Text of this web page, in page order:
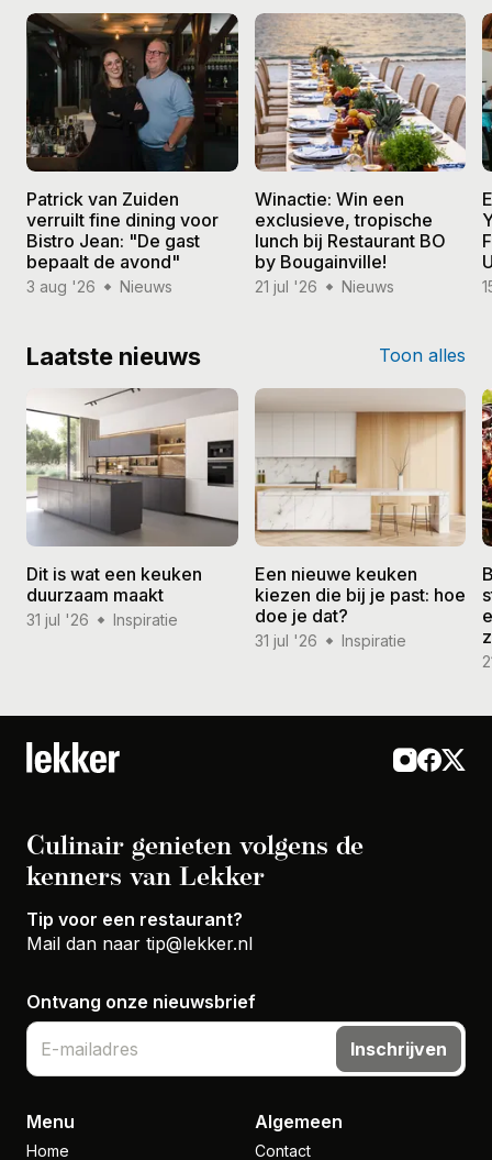
Patrick van Zuiden
verruilt fine dining voor
Bistro Jean: "De gast
bepaalt de avond"
3 aug '26 Nieuws
Winactie: Win een
exclusieve, tropische
lunch bij Restaurant BO
by Bougainville!
21 jul '26 Nieuws
Laatste nieuws Toon alles
Dit is wat een keuken
duurzaam maakt
31 jul '26 Inspiratie
Een nieuwe keuken
kiezen die bij je past: hoe
doe je dat?
31 jul '26 Inspiratie
Culinair genieten volgens de
kenners van Lekker
Tip voor een restaurant?
Mail dan naar tip@lekker.nl
Ontvang onze nieuwsbrief
Inschrijven
Menu
Home
Algemeen
Contact